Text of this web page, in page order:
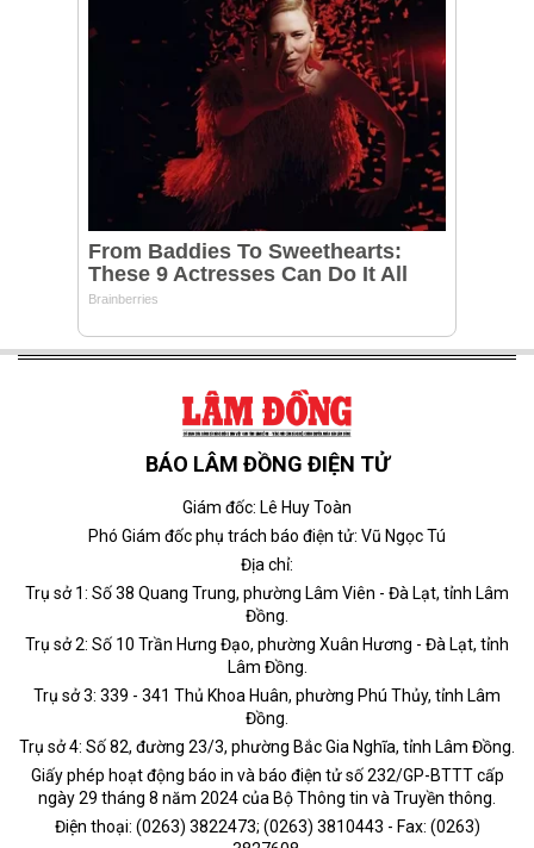
BÁO LÂM ĐỒNG ĐIỆN TỬ
Giám đốc: Lê Huy Toàn
Phó Giám đốc phụ trách báo điện tử: Vũ Ngọc Tú
Địa chỉ:
Trụ sở 1: Số 38 Quang Trung, phường Lâm Viên - Đà Lạt, tỉnh Lâm
Đồng.
Trụ sở 2: Số 10 Trần Hưng Đạo, phường Xuân Hương - Đà Lạt, tỉnh
Lâm Đồng.
Trụ sở 3: 339 - 341 Thủ Khoa Huân, phường Phú Thủy, tỉnh Lâm
Đồng.
Trụ sở 4: Số 82, đường 23/3, phường Bắc Gia Nghĩa, tỉnh Lâm Đồng.
Giấy phép hoạt động báo in và báo điện tử số 232/GP-BTTT cấp
ngày 29 tháng 8 năm 2024 của Bộ Thông tin và Truyền thông.
Điện thoại: (0263) 3822473; (0263) 3810443 - Fax: (0263)